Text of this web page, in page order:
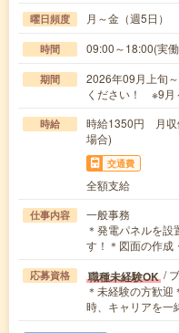
曜日頻度 月～金（週5日）
時間 09:00～18:00(実
期間
2026年09月上旬
ください！ ※9月
時給
時給1350円 月収
場合)
交通費
全額支給
仕事内容
一般事務
＊発電パネルを
す！＊図面の作
応募資格 職種未経験OK /
＊未経験の方歓
時、キャリアを